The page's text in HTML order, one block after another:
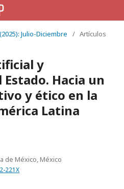
Julio-Diciembre / Artículos
y
Hacia un
y ético en la
Latina
de México, México
221X